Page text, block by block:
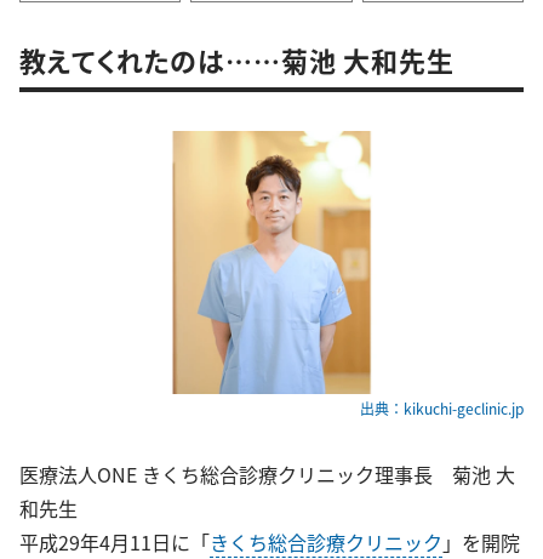
教えてくれたのは……菊池 大和先生
出典：kikuchi-geclinic.jp
医療法人ONE きくち総合診療クリニック理事長 菊池 大
和先生
平成29年4月11日に「きくち総合診療クリニック 」を開院